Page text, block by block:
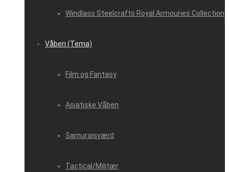
Windlass Steelcrafts Royal Armouries Collection
Våben (Tema)
Film og Fantasy
Asiatiske Våben
Samuraisværd
Tactical/Militær